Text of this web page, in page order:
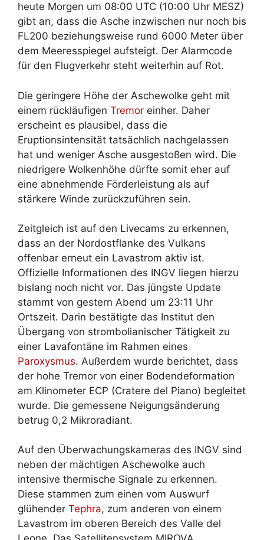
heute Morgen um 08:00 UTC (10:00 Uhr MESZ)
gibt an, dass die Asche inzwischen nur noch bis
FL200 beziehungsweise rund 6000 Meter über
dem Meeresspiegel aufsteigt. Der Alarmcode
für den Flugverkehr steht weiterhin auf Rot.
Die geringere Höhe der Aschewolke geht mit
einem rückläufigen Tremor einher. Daher
erscheint es plausibel, dass die
Eruptionsintensität tatsächlich nachgelassen
hat und weniger Asche ausgestoßen wird. Die
niedrigere Wolkenhöhe dürfte somit eher auf
eine abnehmende Förderleistung als auf
stärkere Winde zurückzuführen sein.
Zeitgleich ist auf den Livecams zu erkennen,
dass an der Nordostflanke des Vulkans
offenbar erneut ein Lavastrom aktiv ist.
Offizielle Informationen des INGV liegen hierzu
bislang noch nicht vor. Das jüngste Update
stammt von gestern Abend um 23:11 Uhr
Ortszeit. Darin bestätigte das Institut den
Übergang von strombolianischer Tätigkeit zu
einer Lavafontäne im Rahmen eines
Paroxysmus. Außerdem wurde berichtet, dass
der hohe Tremor von einer Bodendeformation
am Klinometer ECP (Cratere del Piano) begleitet
wurde. Die gemessene Neigungsänderung
betrug 0,2 Mikroradiant.
Auf den Überwachungskameras des INGV sind
neben der mächtigen Aschewolke auch
intensive thermische Signale zu erkennen.
Diese stammen zum einen vom Auswurf
glühender Tephra, zum anderen von einem
Lavastrom im oberen Bereich des Valle del